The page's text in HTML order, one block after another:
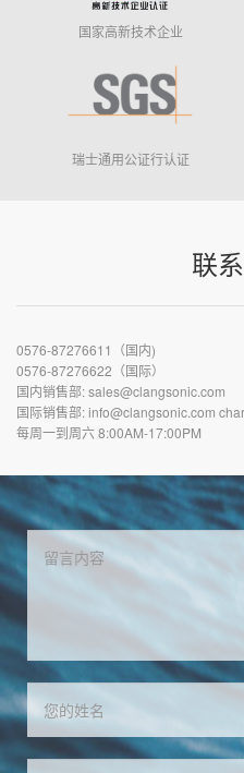
国家高新技术企业
瑞士通用公证行认证
联
0576-87276611（国内)
0576-87276622（国际）
国内销售部: sales@clangsonic.com
国际销售部: info@clangsonic.com
每周一到周六 8:00AM-17:00PM